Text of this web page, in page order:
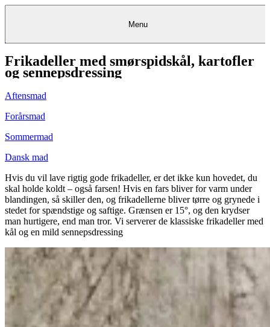
KantineKantineKantine
FrokostordningFrokostordningFrokostordning
CateringCatering&&Events
Madkurser
& Teambuilding
Opskrifter
Restauranter Restauranter&&BagerierBagerierRestauranter &
Bagerier
FoodserviceFoodservice
Detail
Projekter
rådgivning
Eventkalender
KøbKøbgavekortgavekortKøb gavekort
KundeserviceKundeserviceKundeservice
Menu
Frikadeller med smørspidskål, kartofler
og sennepsdressing
Aftensmad
Forårsmad
Sommermad
Dansk mad
Hvis du vil lave rigtig gode frikadeller, er det ikke kun hovedet, du
skal holde koldt – også farsen! Hvis en fars bliver for varm under
blandingen, så skiller den, og frikadellerne bliver tørre og grynede i
stedet for spændstige og saftige. Grænsen er 15°, og den krydser
man hurtigere, end man tror. Vi serverer de klassiske frikadeller med
kål og en mild sennepsdressing